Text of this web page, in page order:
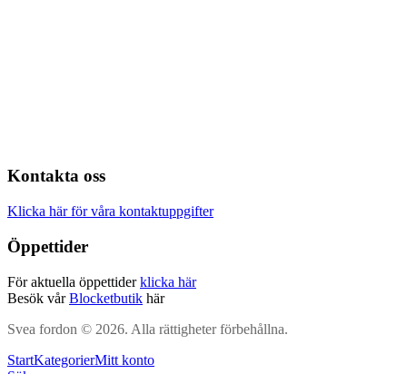
Kontakta oss
Klicka här för våra kontaktuppgifter
Öppettider
För aktuella öppettiderklicka här
Besök vårBlocketbutik här
Svea fordon © 2026. Alla rättigheter förbehållna.
StartKategorierMitt konto